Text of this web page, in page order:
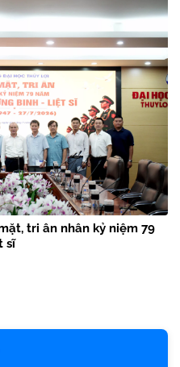
tri ân nhân kỷ niệm 79
sĩ